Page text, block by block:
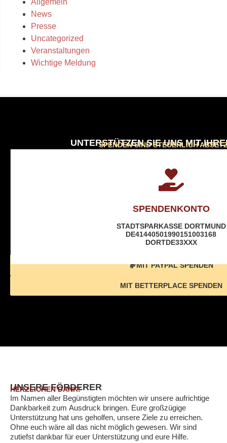
Allgemein
News
Presse
Uncategorized
Veranstaltungen
Wichtige Meldung
UNTERSTÜTZEN SIE UNS MIT
SPENDEN SIND STEUERLICH
SPENDENKONTO
STADTSPARKASSE DORTMUND
DE41440501990151003168
DORTDE33XXX
MIT PAYPAL SPENDEN
MIT BETTERPLACE SPENDEN
UNSERE FÖRDERER
HERZLICHEN DANK!
Im Namen aller Begünstigten möchten wir unsere aufrichtige
Dankbarkeit zum Ausdruck bringen. Eure großzügige
Unterstützung hat uns geholfen, unsere Ziele zu erreichen.
Ohne euch wäre all das nicht möglich gewesen. Wir sind
zutiefst dankbar für euer Unterstützung und eure Hilfe.